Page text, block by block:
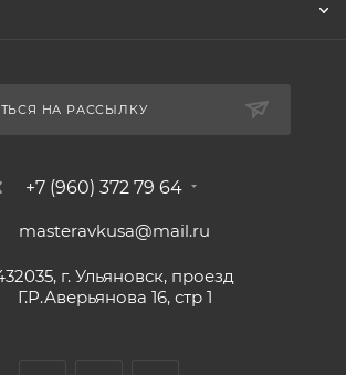
НА РАССЫЛКУ
+7 (960) 372 79 64
masteravkusa@mail.ru
г. Ульяновск, проезд
Г.Р.Аверьянова 16, стр 1